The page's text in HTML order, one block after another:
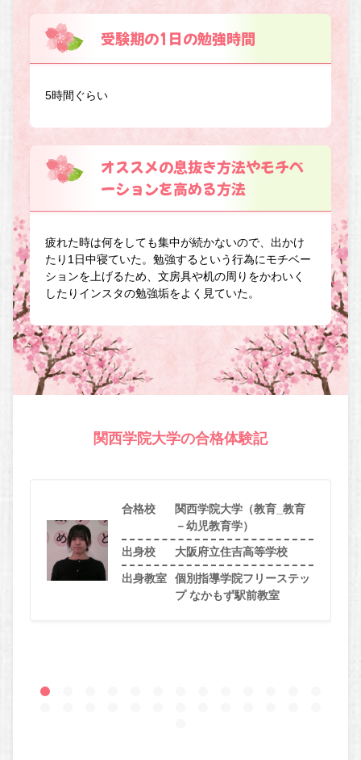
受験期の1日の勉強時間
5時間ぐらい
オススメの息抜き方法やモチベ
ーションを高める方法
疲れた時は何をしても集中が続かないので、出かけ
たり1日中寝ていた。勉強するという行為にモチベー
ションを上げるため、文房具や机の周りをかわいく
したりインスタの勉強垢をよく見ていた。
関西学院大学の合格体験記
合格校
関西学院大学（教育_教育
－幼児教育学）
出身校 大阪府立住吉高等学校
出身教室
個別指導学院フリーステッ
プ なかもず駅前教室